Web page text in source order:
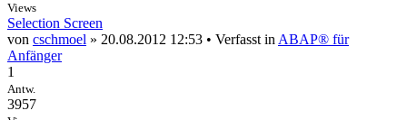
Views
Selection Screen
von cschmoel » 20.08.2012 12:53 • Verfasst in ABAP® für
Anfänger
1
Antw.
3957